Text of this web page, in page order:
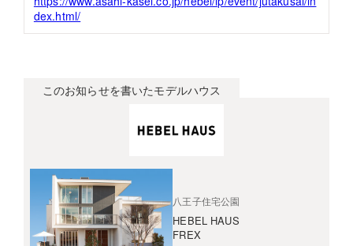
dex.html/
このお知らせを書いたモデルハウス
八王子住宅公園
HEBEL HAUS
FREX